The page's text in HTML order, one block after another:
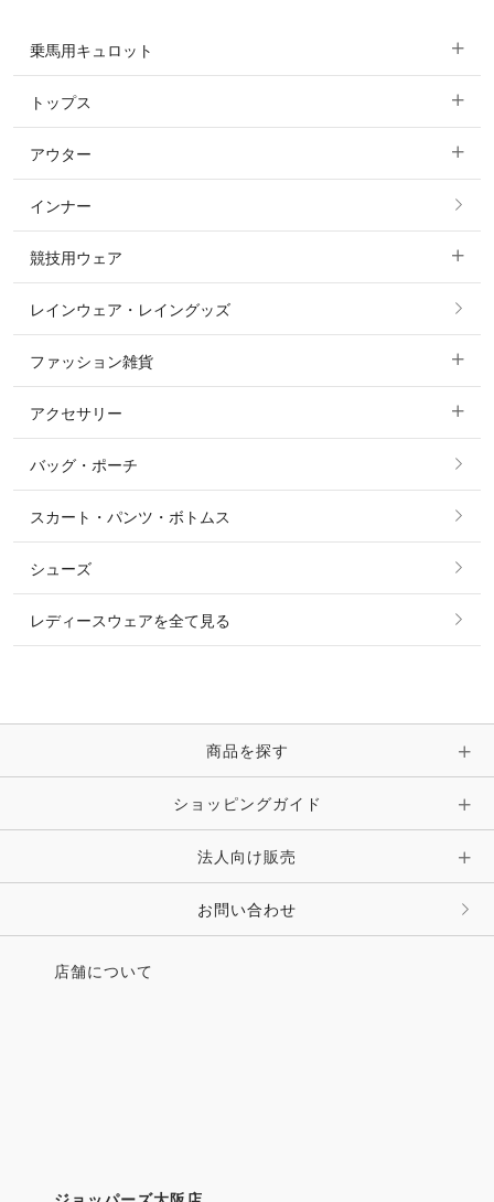
乗馬用キュロット
すべてのキュロット
フルグリップ・尻革 キュロット
ニーグリップ・膝革 キュロット
トップス
すべてのトップス
ポロシャツ
カットソー・Tシャツ・タンクトップ
ニット・セーター
シャツ・ブラウス・ワンピース
アウター
すべてのアウター
コート
ジャケット・ブルゾン
インナー
競技用ウェア
すべての競技用ウェア
ショージャケット
ショーシャツ
レインウェア・レイングッズ
ファッション雑貨
すべてのファッション雑貨
ソックス
ベルト
時計・財布・キーケース・革小物
キーホルダー・チャーム・ストラップ
その他 ファッション雑貨
アクセサリー
すべてのアクセサリー
リング
ピアス・イヤリング
ピン・ブローチ・コサージュ
その他 アクセサリー
バッグ・ポーチ
スカート・パンツ・ボトムス
シューズ
レディースウェアを全て見る
商品を探す
ショッピングガイド
法人向け販売
お問い合わせ
店舗について